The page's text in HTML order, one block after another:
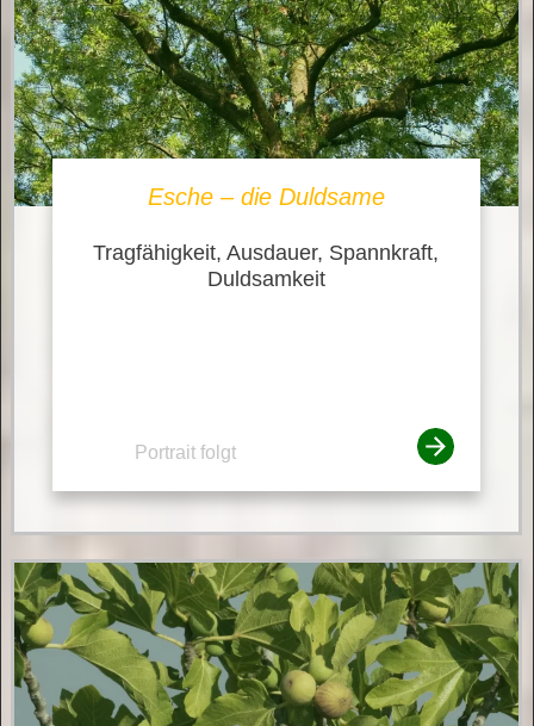
Esche – die Duldsame
Tragfähigkeit, Ausdauer, Spannkraft,
Duldsamkeit
Portrait folgt